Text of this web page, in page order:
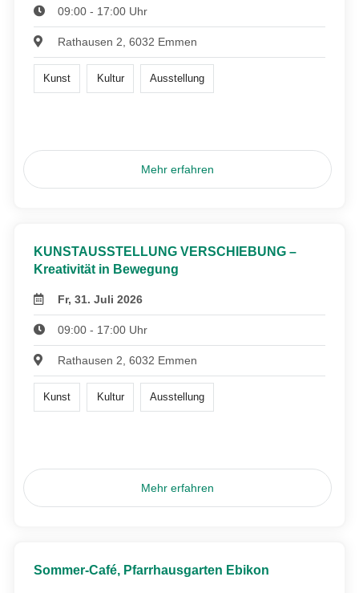
09:00 - 17:00 Uhr
Rathausen 2, 6032 Emmen
Kunst Kultur Ausstellung
Mehr erfahren
KUNSTAUSSTELLUNG VERSCHIEBUNG –
Kreativität in Bewegung
Fr, 31. Juli 2026
09:00 - 17:00 Uhr
Rathausen 2, 6032 Emmen
Kunst Kultur Ausstellung
Mehr erfahren
Sommer-Café, Pfarrhausgarten Ebikon